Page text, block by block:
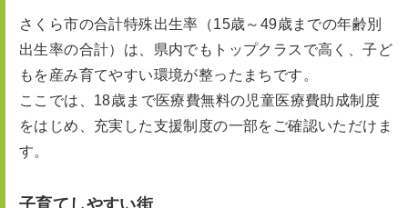
さくら市の合計特殊出生率（15歳～49歳までの年齢別
出生率の合計）は、県内でもトップクラスで高く、子ど
もを産み育てやすい環境が整ったまちです。
ここでは、18歳まで医療費無料の児童医療費助成制度
をはじめ、充実した支援制度の一部をご確認いただけま
す。
子育てしやすい街